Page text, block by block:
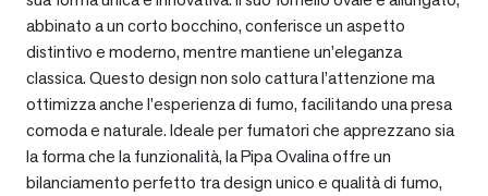
abbinato a un corto bocchino, conferisce un aspetto
distintivo e moderno, mentre mantiene un’eleganza
classica. Questo design non solo cattura l’attenzione ma
ottimizza anche l’esperienza di fumo, facilitando una presa
comoda e naturale. Ideale per fumatori che apprezzano sia
la forma che la funzionalità, la Pipa Ovalina offre un
bilanciamento perfetto tra design unico e qualità di fumo,